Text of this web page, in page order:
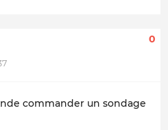
0
commander un sondage